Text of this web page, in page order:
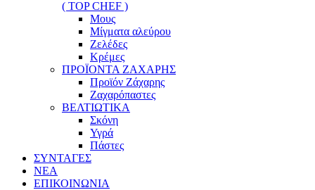
( TOP CHEF )
Μους
Μίγματα αλεύρου
Ζελέδες
Κρέμες
ΠΡΟΪΟΝΤΑ ΖΑΧΑΡΗΣ
Προϊόν Ζάχαρης
Ζαχαρόπαστες
ΒΕΛΤΙΩΤΙΚΑ
Σκόνη
Υγρά
Πάστες
ΣΥΝΤΑΓΕΣ
ΝΕΑ
ΕΠΙΚΟΙΝΩΝΙΑ